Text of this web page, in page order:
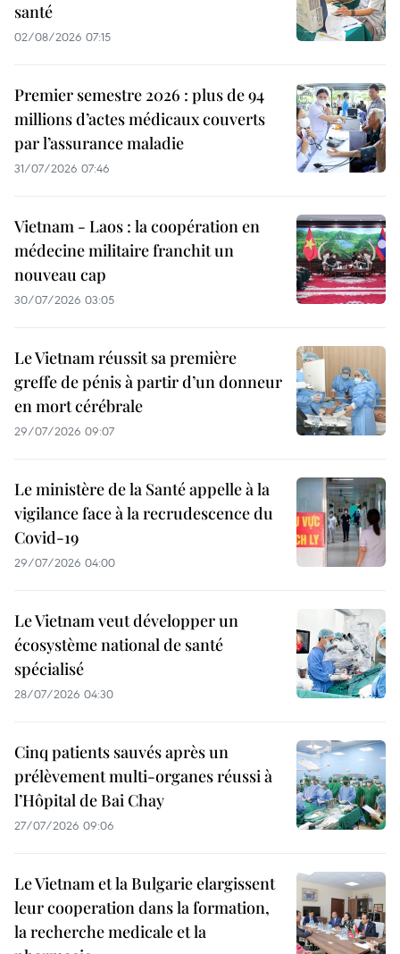
santé
02/08/2026 07:15
Premier semestre 2026 : plus de 94
millions d’actes médicaux couverts
par l’assurance maladie
31/07/2026 07:46
Vietnam - Laos : la coopération en
médecine militaire franchit un
nouveau cap
30/07/2026 03:05
Le Vietnam réussit sa première
greffe de pénis à partir d’un donneur
en mort cérébrale
29/07/2026 09:07
Le ministère de la Santé appelle à la
vigilance face à la recrudescence du
Covid-19
29/07/2026 04:00
Le Vietnam veut développer un
écosystème national de santé
spécialisé
28/07/2026 04:30
Cinq patients sauvés après un
prélèvement multi-organes réussi à
l’Hôpital de Bai Chay
27/07/2026 09:06
Le Vietnam et la Bulgarie elargissent
leur cooperation dans la formation,
la recherche medicale et la